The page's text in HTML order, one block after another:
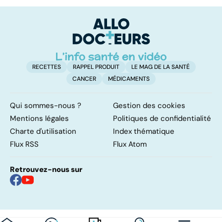
surveillance
RECETTES RAPPEL PRODUIT
LE MAG DE LA SANTÉ
CANCER
MÉDICAMENTS
Qui sommes-nous ?
Gestion des cookies
Mentions légales
Politiques de confidentialité
Charte d'utilisation
Index thématique
Flux RSS
Flux Atom
Retrouvez-nous sur